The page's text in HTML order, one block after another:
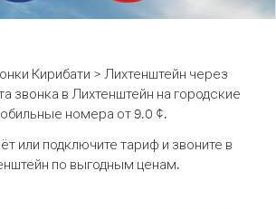
Кирибати > Лихтенштейн через
звонка в Лихтенштейн на городские
номера от 9.0 ¢.
или подключите тариф и звоните в
по выгодным ценам.